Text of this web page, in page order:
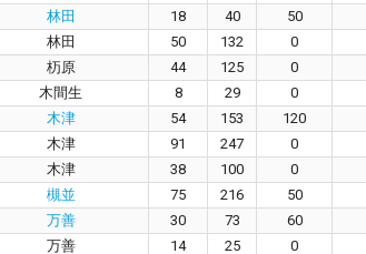
林田
18 40 50
林田
50 132 0
杤原
44 125 0
木間生
8 29 0
木津
54 153 120
木津
91 247 0
木津
38 100 0
槻並
75 216 50
万善
30 73 60
万善
14 25 0